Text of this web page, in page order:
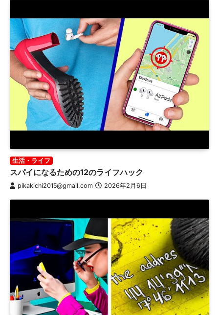
生活・ライフ
スパイになるための12のライフハック
pikakichi2015@gmail.com 2026年2月6日